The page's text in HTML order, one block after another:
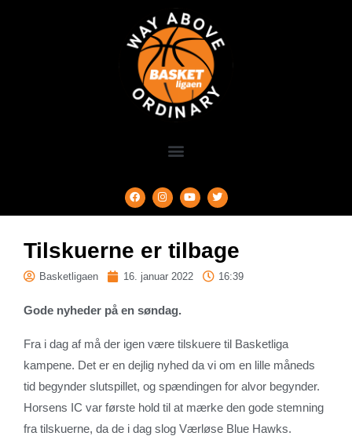
Tilskuerne er tilbage
Basketligaen 16. januar 2022 16:39
Gode nyheder på en søndag.
Fra i dag af må der igen være tilskuere til Basketliga
kampene. Det er en dejlig nyhed da vi om en lille måneds
tid begynder slutspillet, og spændingen for alvor begynder.
Horsens IC var første hold til at mærke den gode stemning
fra tilskuerne, da de i dag slog Værløse Blue Hawks.